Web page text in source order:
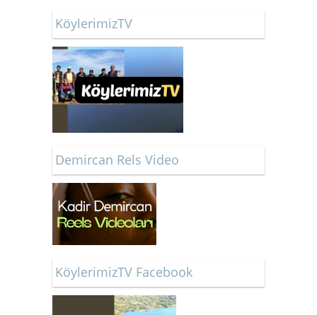
KöylerimizTV
Demircan Rels Video
KöylerimizTV Facebook